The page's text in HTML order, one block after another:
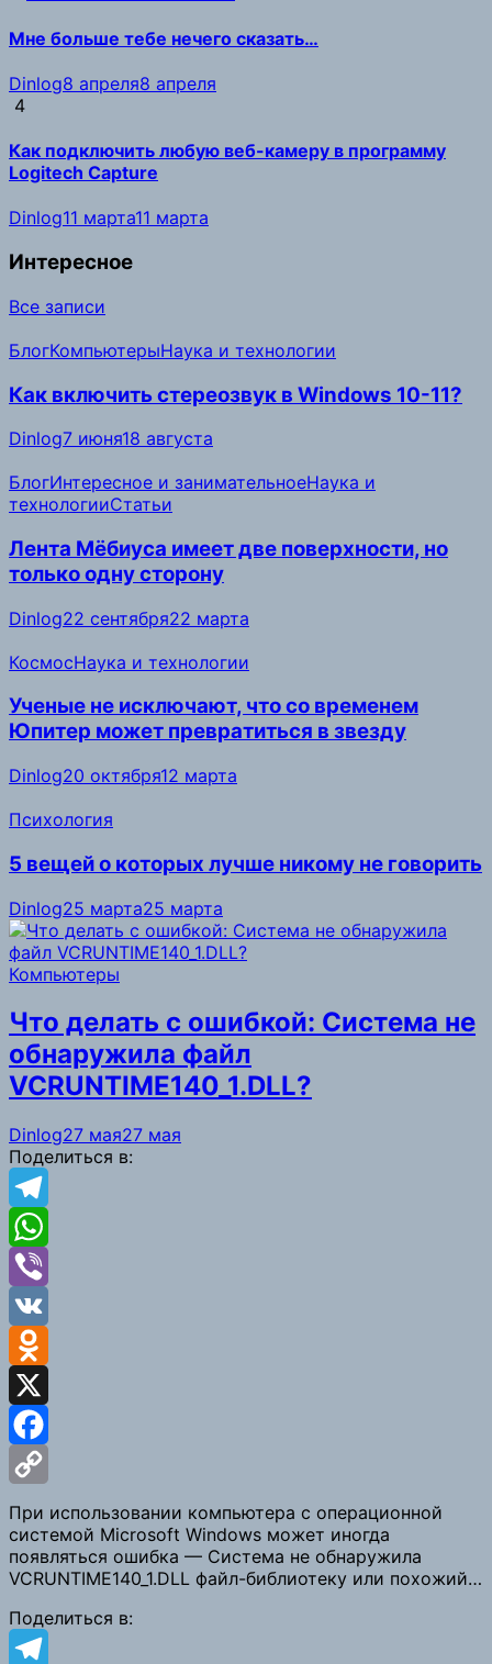
Мне больше тебе нечего сказать…
Dinlog8 апреля8 апреля
4
Как подключить любую веб-камеру в программу
Logitech Capture
Dinlog11 марта11 марта
Интересное
Все записи
БлогКомпьютерыНаука и технологии
Как включить стереозвук в Windows 10-11?
Dinlog7 июня18 августа
БлогИнтересное и занимательноеНаука и
технологииСтатьи
Лента Мёбиуса имеет две поверхности, но
только одну сторону
Dinlog22 сентября22 марта
КосмосНаука и технологии
Ученые не исключают, что со временем
Юпитер может превратиться в звезду
Dinlog20 октября12 марта
Психология
5 вещей о которых лучше никому не говорить
Dinlog25 марта25 марта
Компьютеры
Что делать с ошибкой: Система не
обнаружила файл
VCRUNTIME140_1.DLL?
Dinlog27 мая27 мая
Поделиться в:
Telegram
WhatsApp
Viber
VK
Odnoklassniki
X
Facebook
Copy
Link
При использовании компьютера с операционной
системой Microsoft Windows может иногда
появляться ошибка — Система не обнаружила
VCRUNTIME140_1.DLL файл-библиотеку или похожий…
Поделиться в: